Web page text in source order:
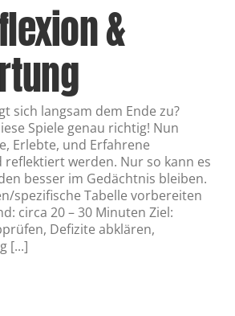
&
sich langsam dem Ende zu?
Spiele genau richtig! Nun
Erlebte, und Erfahrene
werden. Nur so kann es
besser im Gedächtnis bleiben.
spezifische Tabelle vorbereiten
circa 20 – 30 Minuten Ziel:
Defizite abklären,
[...]